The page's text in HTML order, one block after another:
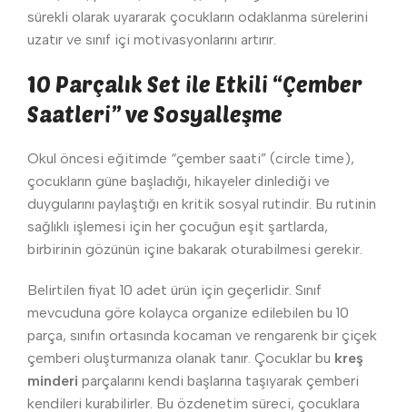
sürekli olarak uyararak çocukların odaklanma sürelerini
uzatır ve sınıf içi motivasyonlarını artırır.
10 Parçalık Set ile Etkili “Çember
Saatleri” ve Sosyalleşme
Okul öncesi eğitimde “çember saati” (circle time),
çocukların güne başladığı, hikayeler dinlediği ve
duygularını paylaştığı en kritik sosyal rutindir. Bu rutinin
sağlıklı işlemesi için her çocuğun eşit şartlarda,
birbirinin gözünün içine bakarak oturabilmesi gerekir.
Belirtilen fiyat 10 adet ürün için geçerlidir. Sınıf
mevcuduna göre kolayca organize edilebilen bu 10
parça, sınıfın ortasında kocaman ve rengarenk bir çiçek
çemberi oluşturmanıza olanak tanır. Çocuklar bu kreş
minderi parçalarını kendi başlarına taşıyarak çemberi
kendileri kurabilirler. Bu özdenetim süreci, çocuklara